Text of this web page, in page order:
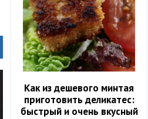
Как из дешевого минтая
приготовить деликатес:
быстрый и очень вкусный